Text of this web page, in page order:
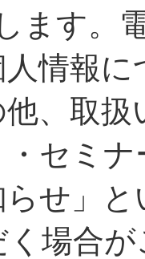
ます。
情報
、取
セミ
せ」
場合